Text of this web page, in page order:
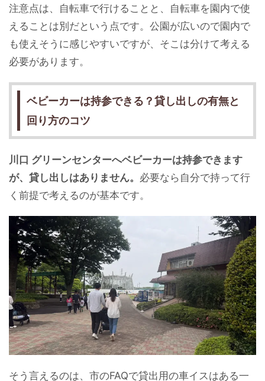
注意点は、自転車で行けることと、自転車を園内で使
えることは別だという点です。公園が広いので園内で
も使えそうに感じやすいですが、そこは分けて考える
必要があります。
ベビーカーは持参できる？貸し出しの有無と
回り方のコツ
川口 グリーンセンターへベビーカーは持参できます
が、貸し出しはありません。 必要なら自分で持って行
く前提で考えるのが基本です。
そう言えるのは、市のFAQで貸出用の車イスはある一